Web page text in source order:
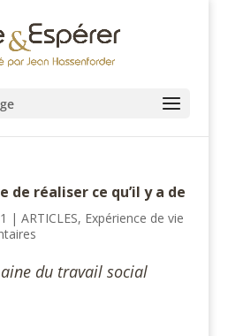
de réaliser ce qu’il y a de
| ARTICLES, Expérience de vie
du travail social